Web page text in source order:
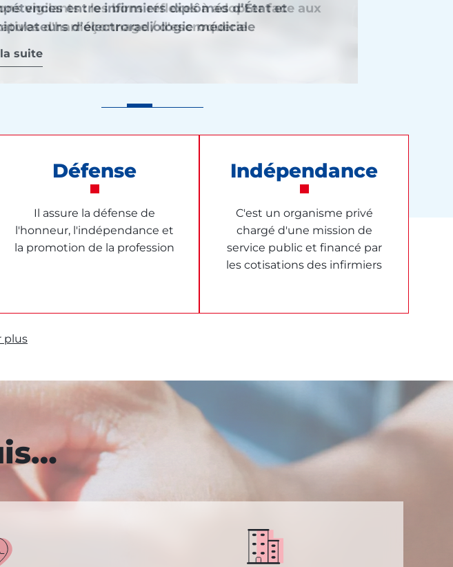
bulletins de l'Ordre
entre infirmiers diplômés d’État et
d’électroradiologie médicale
suite
vigilants : les bons réflexes à adopter face aux
d'hameçonnage / d'escroquerie
suite
: une étape attendue pour rendre effective la
de l’autonomie infirmière
suite
de l’Ordre des médecins et de l’Ordre des
suite
Défense
Il assure la défense de
l'honneur, l'indépendance et
la promotion de la profession
Indépendance
C'est un organisme privé
chargé d'une mission de
service public et financé par
les cotisations des infirmiers
plus